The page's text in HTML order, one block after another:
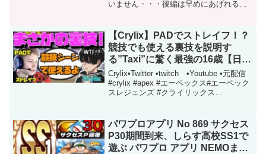
いません・・・後編は早めにあげれると
されてまいりました・・・これ私のプレ
イスタイルで制覇でき...
【Crylix】PADでストレイフ！？
競技でも使える裏技を説明す
る”Taxi”に驚く最強の16歳【日本
語字幕】【Apex】【Crylix/切り
抜き】
Crylix•Twitter •twitch •Youtube •元配信
#crylix #apex #エーペックス#エーペック
スレジェンズ #クライリックス
パワプロアプリ No 869 サクセス
P30期間到来、しらす高校SS1で
遊ぶ パワプロ アプリ NEMOまっ